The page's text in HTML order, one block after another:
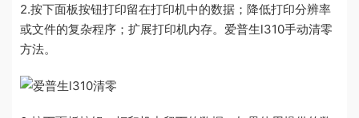
2.按下面板按钮打印留在打印机中的数据；降低打印分辨率
或文件的复杂程序；扩展打印机内存。爱普生l310手动清零
方法。